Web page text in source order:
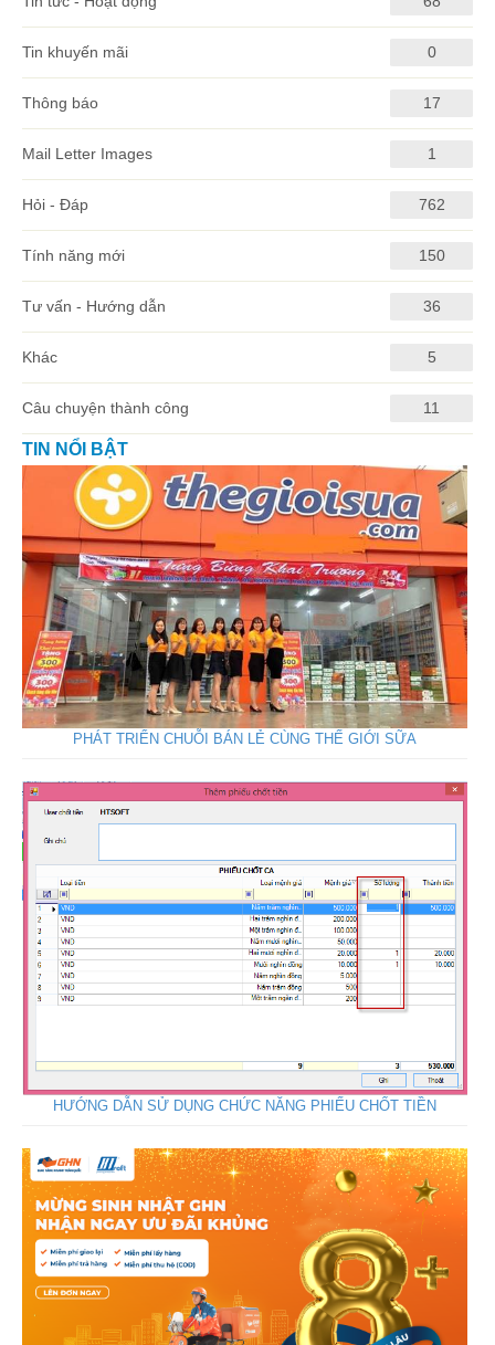
Tin khuyến mãi 0
Thông báo 17
Mail Letter Images 1
Hỏi - Đáp 762
Tính năng mới 150
Tư vấn - Hướng dẫn 36
Khác 5
Câu chuyện thành công 11
TIN NỔI BẬT
PHÁT TRIỂN CHUỖI BÁN LẺ CÙNG THẾ GIỚI SỮA
HƯỚNG DẪN SỬ DỤNG CHỨC NĂNG PHIẾU CHỐT TIỀN